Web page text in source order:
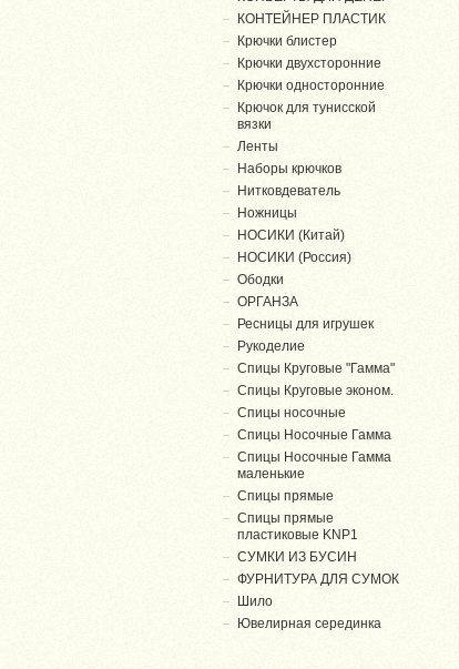
КОНТЕЙНЕР ПЛАСТИК
Крючки блистер
Крючки двухсторонние
Крючки односторонние
Крючок для тунисской
вязки
Ленты
Наборы крючков
Нитковдеватель
Ножницы
НОСИКИ (Китай)
НОСИКИ (Россия)
Ободки
ОРГАНЗА
Ресницы для игрушек
Рукоделие
Спицы Круговые "Гамма"
Спицы Круговые эконом.
Спицы носочные
Спицы Носочные Гамма
Спицы Носочные Гамма
маленькие
Спицы прямые
Спицы прямые
пластиковые KNP1
СУМКИ ИЗ БУСИН
ФУРНИТУРА ДЛЯ СУМОК
Шило
Ювелирная серединка